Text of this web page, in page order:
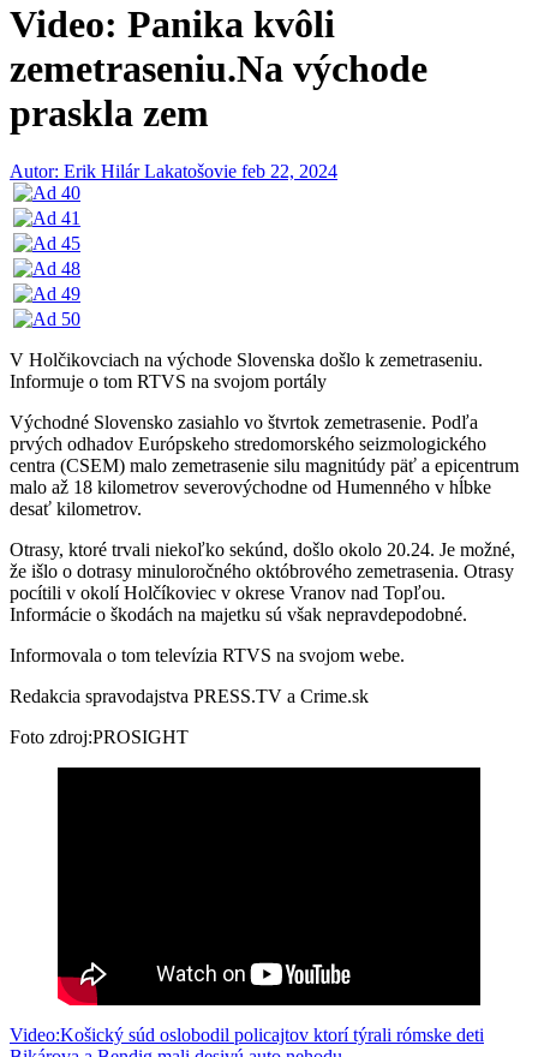
Video: Panika kvôli
zemetraseniu.Na východe
praskla zem
Autor: Erik Hilár Lakatošovie feb 22, 2024
V Holčikovciach na východe Slovenska došlo k zemetraseniu.
Informuje o tom RTVS na svojom portály
Východné Slovensko zasiahlo vo štvrtok zemetrasenie. Podľa
prvých odhadov Európskeho stredomorského seizmologického
centra (CSEM) malo zemetrasenie silu magnitúdy päť a epicentrum
malo až 18 kilometrov severovýchodne od Humenného v hĺbke
desať kilometrov.
Otrasy, ktoré trvali niekoľko sekúnd, došlo okolo 20.24. Je možné,
že išlo o dotrasy minuloročného októbrového zemetrasenia. Otrasy
pocítili v okolí Holčíkoviec v okrese Vranov nad Topľou.
Informácie o škodách na majetku sú však nepravdepodobné.
Informovala o tom televízia RTVS na svojom webe.
Redakcia spravodajstva PRESS.TV a Crime.sk
Foto zdroj:PROSIGHT
Navigácia
Video:Košický súd oslobodil policajtov ktorí týrali rómske deti